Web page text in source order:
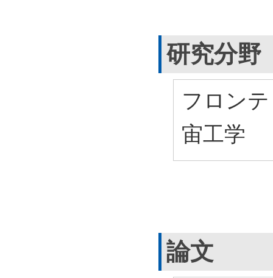
研究分野
フロン
宙工学
論文